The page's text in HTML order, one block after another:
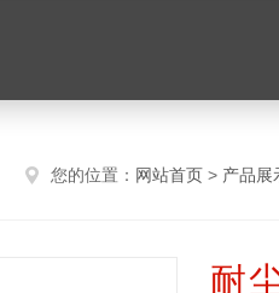
您的位置： 网站首页 > 产品展
耐